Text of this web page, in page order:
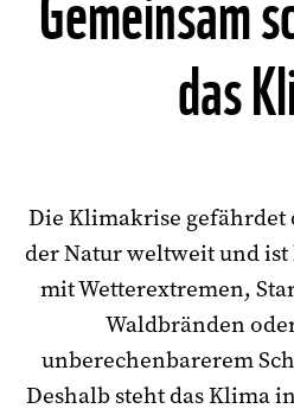
das
Die Klimakrise gefährdet
der Natur weltweit und ist
mit Wetterextremen,
Waldbränden
unberechenbarerem
Deshalb steht das Klima